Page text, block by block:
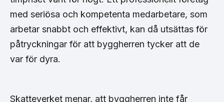
med seriösa och kompetenta medarbetare, som
arbetar snabbt och effektivt, kan då utsättas för
påtryckningar för att byggherren tycker att de
var för dyra.
Skatteverket menar, att byggherren inte får